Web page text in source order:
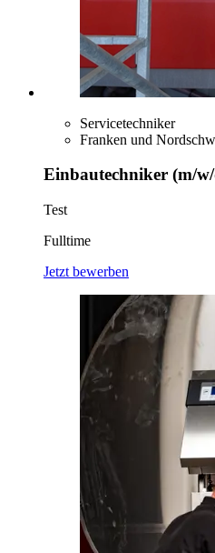
Servicetechniker
Franken und
Einbautechniker (m/
Test
Fulltime
Jetzt bewerben